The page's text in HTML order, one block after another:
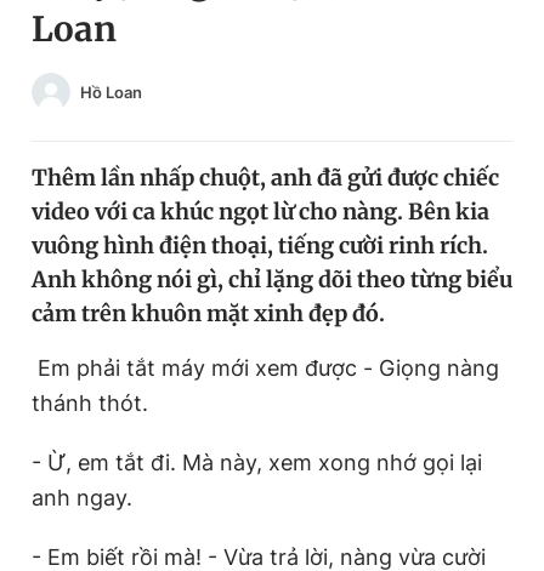
Chuyên mục khác
Chào ngày mới
Tin thị trường
Video Magazine
Sản phẩm khác
Tiện ích Bạn cần biết
Thông tin tòa soạn
Loan
Hồ Loan
Thêm lần nhấp chuột, anh đã gửi được chiếc
video với ca khúc ngọt lừ cho nàng. Bên kia
vuông hình điện thoại, tiếng cười rinh rích.
Anh không nói gì, chỉ lặng dõi theo từng biểu
cảm trên khuôn mặt xinh đẹp đó.
Em phải tắt máy mới xem được - Giọng nàng
thánh thót.
- Ừ, em tắt đi. Mà này, xem xong nhớ gọi lại
anh ngay.
- Em biết rồi mà! - Vừa trả lời, nàng vừa cười